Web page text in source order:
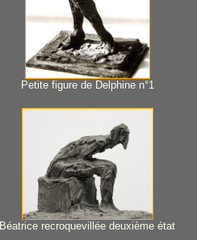
Petite figure de Delphine n°1
Béatrice recroquevillée deuxième état